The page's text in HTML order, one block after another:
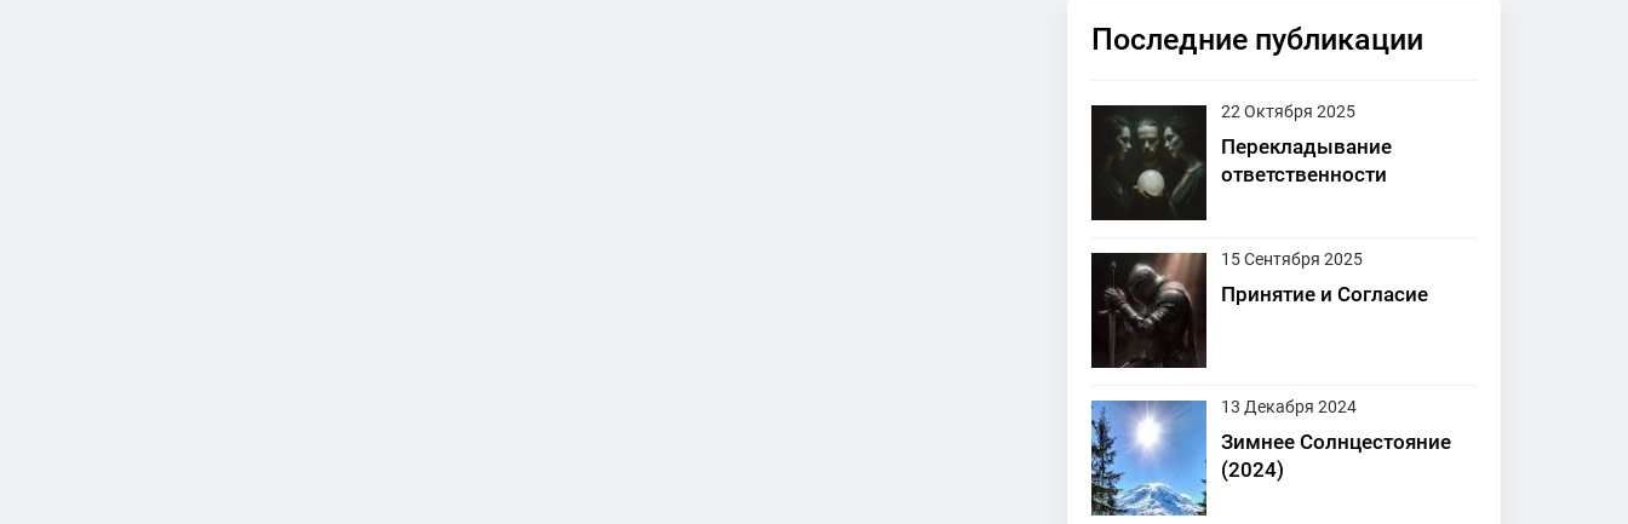
Последние публикации
22 Октября 2025
Перекладывание
ответственности
15 Сентября 2025
Принятие и Согласие
13 Декабря 2024
Зимнее Солнцестояние
(2024)